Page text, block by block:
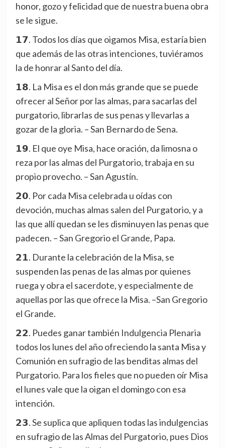
honor, gozo y felicidad que de nuestra buena obra
se le sigue.
𝟭𝟳. Todos los días que oigamos Misa, estaría bien
que además de las otras intenciones, tuviéramos
la de honrar al Santo del día.
𝟭𝟴. La Misa es el don más grande que se puede
ofrecer al Señor por las almas, para sacarlas del
purgatorio, librarlas de sus penas y llevarlas a
gozar de la gloria. – San Bernardo de Sena.
𝟭𝟵. El que oye Misa, hace oración, da limosna o
reza por las almas del Purgatorio, trabaja en su
propio provecho. – San Agustín.
𝟮𝟬. Por cada Misa celebrada u oídas con
devoción, muchas almas salen del Purgatorio, y a
las que allí quedan se les disminuyen las penas que
padecen. – San Gregorio el Grande, Papa.
𝟮𝟭. Durante la celebración de la Misa, se
suspenden las penas de las almas por quienes
ruega y obra el sacerdote, y especialmente de
aquellas por las que ofrece la Misa. –San Gregorio
el Grande.
𝟮𝟮. Puedes ganar también Indulgencia Plenaria
todos los lunes del año ofreciendo la santa Misa y
Comunión en sufragio de las benditas almas del
Purgatorio. Para los fieles que no pueden oír Misa
el lunes vale que la oigan el domingo con esa
intención.
𝟮𝟯. Se suplica que apliquen todas las indulgencias
en sufragio de las Almas del Purgatorio, pues Dios